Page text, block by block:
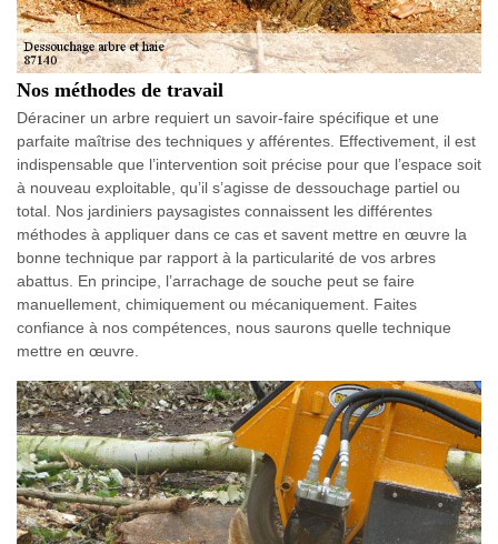
Nos méthodes de travail
Déraciner un arbre requiert un savoir-faire spécifique et une
parfaite maîtrise des techniques y afférentes. Effectivement, il est
indispensable que l’intervention soit précise pour que l’espace soit
à nouveau exploitable, qu’il s’agisse de dessouchage partiel ou
total. Nos jardiniers paysagistes connaissent les différentes
méthodes à appliquer dans ce cas et savent mettre en œuvre la
bonne technique par rapport à la particularité de vos arbres
abattus. En principe, l’arrachage de souche peut se faire
manuellement, chimiquement ou mécaniquement. Faites
confiance à nos compétences, nous saurons quelle technique
mettre en œuvre.